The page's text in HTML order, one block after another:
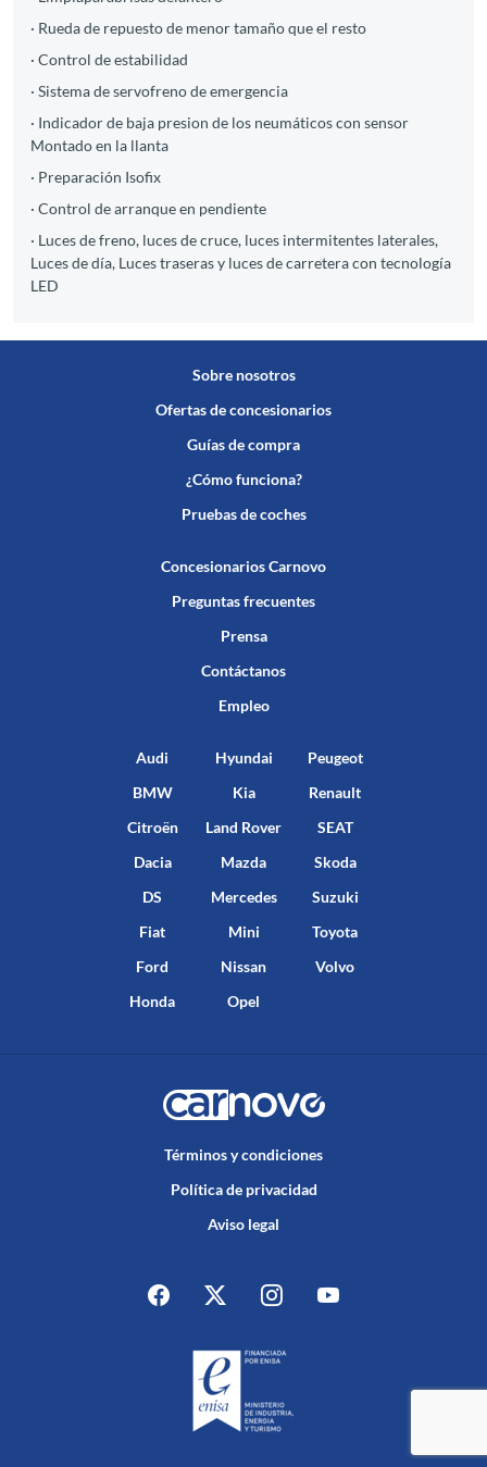
· Rueda de repuesto de menor tamaño que el resto
· Control de estabilidad
· Sistema de servofreno de emergencia
· Indicador de baja presion de los neumáticos con sensor
Montado en la llanta
· Preparación Isofix
· Control de arranque en pendiente
· Luces de freno, luces de cruce, luces intermitentes laterales,
Luces de día, Luces traseras y luces de carretera con tecnología
LED
Sobre nosotros
Ofertas de concesionarios
Guías de compra
¿Cómo funciona?
Pruebas de coches
Concesionarios Carnovo
Preguntas frecuentes
Prensa
Contáctanos
Empleo
Audi
BMW
Citroën
Dacia
DS
Fiat
Ford
Honda
Hyundai
Kia
Land Rover
Mazda
Mercedes
Mini
Nissan
Opel
Peugeot
Renault
SEAT
Skoda
Suzuki
Toyota
Volvo
Términos y condiciones
Política de privacidad
Aviso legal